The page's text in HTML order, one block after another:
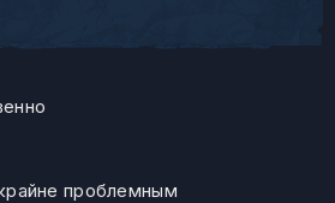
проблемным